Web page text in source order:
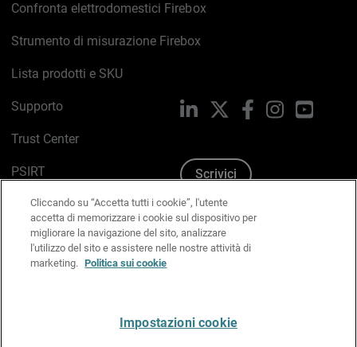
Confronta elettrodomestici Firebox
Strumento di misurazione Firebox
Lista prodotti e SKU
Supporto
Trust Center
PSIRT
Politica sui cookie
Informativa sulla privacy
Kit Media & Brand
LinkedIn FacebookInstagram
Scrivici
Cliccando su “Accetta tutti i cookie”, l'utente
accetta di memorizzare i cookie sul dispositivo per
migliorare la navigazione del sito, analizzare
l'utilizzo del sito e assistere nelle nostre attività di
marketing. Politica sui cookie
Impostazioni cookie